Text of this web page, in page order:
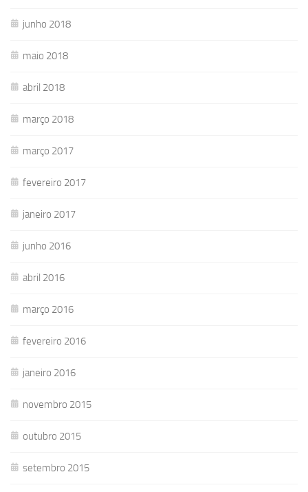
junho 2018
maio 2018
abril 2018
março 2018
março 2017
fevereiro 2017
janeiro 2017
junho 2016
abril 2016
março 2016
fevereiro 2016
janeiro 2016
novembro 2015
outubro 2015
setembro 2015